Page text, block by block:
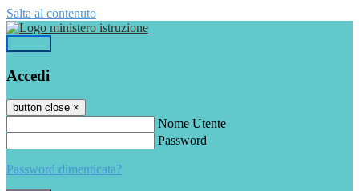
Salta al contenuto
Accedi
button close ×
Nome Utente
Password
Password dimenticata?